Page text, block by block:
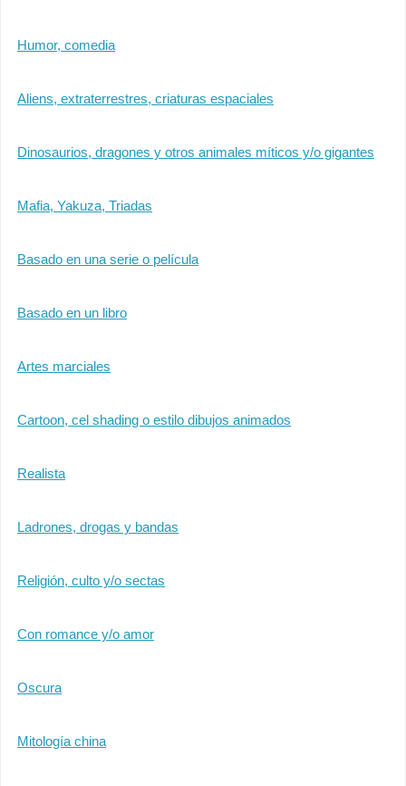
Humor, comedia
Aliens, extraterrestres, criaturas espaciales
Dinosaurios, dragones y otros animales míticos y/o gigantes
Mafia, Yakuza, Triadas
Basado en una serie o película
Basado en un libro
Artes marciales
Cartoon, cel shading o estilo dibujos animados
Realista
Ladrones, drogas y bandas
Religión, culto y/o sectas
Con romance y/o amor
Oscura
Mitología china